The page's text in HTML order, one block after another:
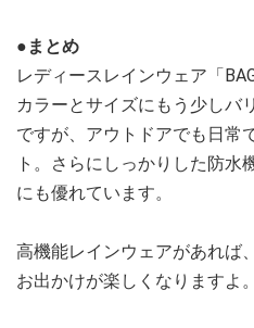
●まとめ
レディースレインウェア「
カラーとサイズにもう少しバ
ですが、アウトドアでも日常
ト。さらにしっかりした防水
にも優れています。
高機能レインウェアがあれば
お出かけが楽しくなりますよ。